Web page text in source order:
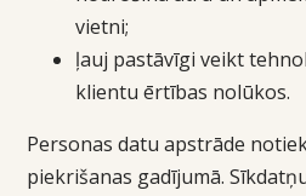
vietni;
ļauj pastāvīgi veikt
klientu ērtības nolūkos.
Personas datu apstrāde
piekrišanas gadījumā.